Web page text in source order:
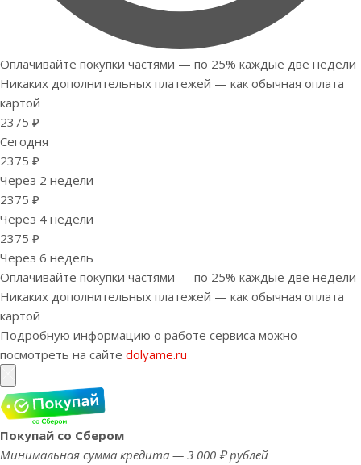
Оплачивайте покупки частями — по 25% каждые две недели
Никаких дополнительных платежей — как обычная оплата
картой
2375 ₽
Сегодня
2375 ₽
Через 2 недели
2375 ₽
Через 4 недели
2375 ₽
Через 6 недель
Оплачивайте покупки частями — по 25% каждые две недели
Никаких дополнительных платежей — как обычная оплата
картой
Подробную информацию о работе сервиса можно
посмотреть на сайте dolyame.ru
Покупай со Сбером
Минимальная сумма кредита — 3 000 ₽ рублей